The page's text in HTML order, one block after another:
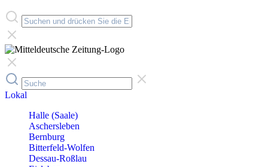
Lokal
Halle (Saale)
Aschersleben
Bernburg
Bitterfeld-Wolfen
Dessau-Roßlau